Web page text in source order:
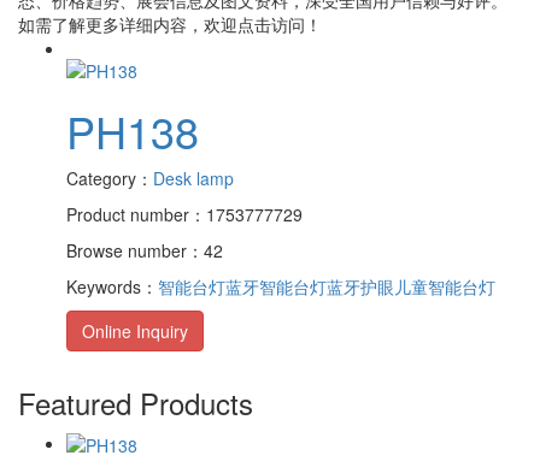
如需了解更多详细内容，欢迎点击访问！
PH138
Category： Desk lamp
Product number：1753777729
Browse number：42
Keywords： 智能台灯蓝牙智能台灯蓝牙护眼 儿童智能台灯
Online Inquiry
Featured Products